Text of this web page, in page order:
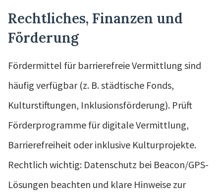
Rechtliches, Finanzen und
Förderung
Fördermittel für barrierefreie Vermittlung sind
häufig verfügbar (z. B. städtische Fonds,
Kulturstiftungen, Inklusionsförderung). Prüft
Förderprogramme für digitale Vermittlung,
Barrierefreiheit oder inklusive Kulturprojekte.
Rechtlich wichtig: Datenschutz bei Beacon/GPS-
Lösungen beachten und klare Hinweise zur